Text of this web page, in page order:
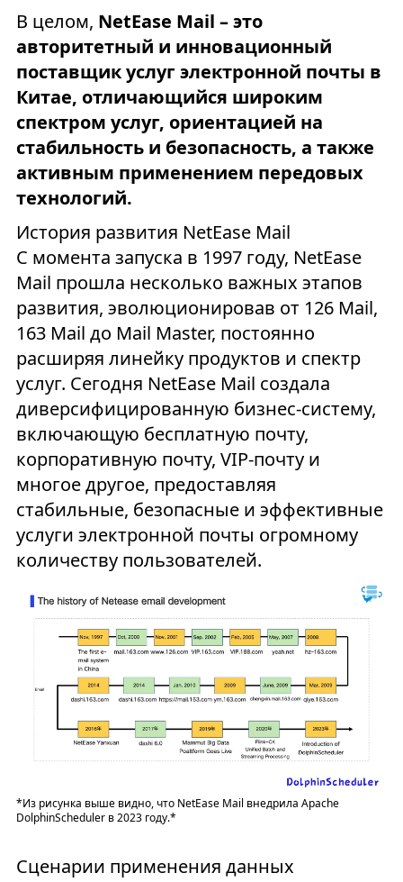
В целом, NetEase Mail – это
авторитетный и инновационный
поставщик услуг электронной почты в
Китае, отличающийся широким
спектром услуг, ориентацией на
стабильность и безопасность, а также
активным применением передовых
технологий.
История развития NetEase Mail
С момента запуска в 1997 году, NetEase
Mail прошла несколько важных этапов
развития, эволюционировав от 126 Mail,
163 Mail до Mail Master, постоянно
расширяя линейку продуктов и спектр
услуг. Сегодня NetEase Mail создала
диверсифицированную бизнес-систему,
включающую бесплатную почту,
корпоративную почту, VIP-почту и
многое другое, предоставляя
стабильные, безопасные и эффективные
услуги электронной почты огромному
количеству пользователей.
*Из рисунка выше видно, что NetEase Mail внедрила Apache
DolphinScheduler в 2023 году.*
Сценарии применения данных